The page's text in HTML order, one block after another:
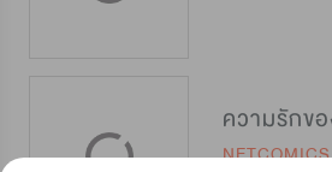
NETCOMICS